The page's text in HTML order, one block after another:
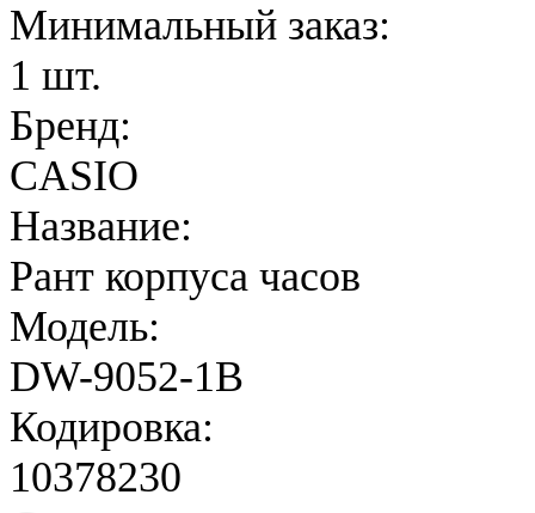
Минимальный заказ:
1 шт.
Бренд:
CASIO
Название:
Рант корпуса часов
Модель:
DW-9052-1B
Кодировка:
10378230